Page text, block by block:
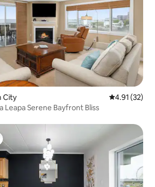
City Meánrátáil
4.91 (32)
Leapa Serene Bayfront Bliss